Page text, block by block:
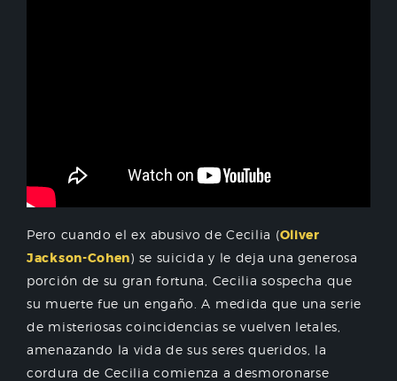
Pero cuando el ex abusivo de Cecilia (Oliver
Jackson-Cohen) se suicida y le deja una generosa
porción de su gran fortuna, Cecilia sospecha que
su muerte fue un engaño. A medida que una serie
de misteriosas coincidencias se vuelven letales,
amenazando la vida de sus seres queridos, la
cordura de Cecilia comienza a desmoronarse